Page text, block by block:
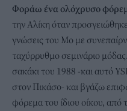
Φοράω ένα ολόχρυσο
την Αλίκη όταν
γνώσεις του Μο με
ταχύρρυθμο σεμινάριο
σακάκι του 1988 -και αυτό
στον Πικάσο- και βγάζω
φόρεμα του ίδιου οίκου,